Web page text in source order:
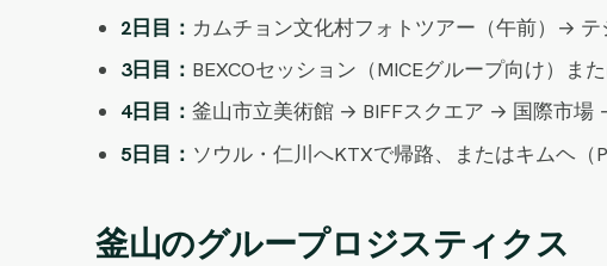
2日目： カムチョン文化村フォトツアー（午前）→
3日目： BEXCOセッション（MICEグループ向け）
4日目：釜山市立美術館 → BIFFスクエア → 国際市場
5日目： ソウル・仁川へKTXで帰路、またはキムヘ（
釜山のグループロジスティクス